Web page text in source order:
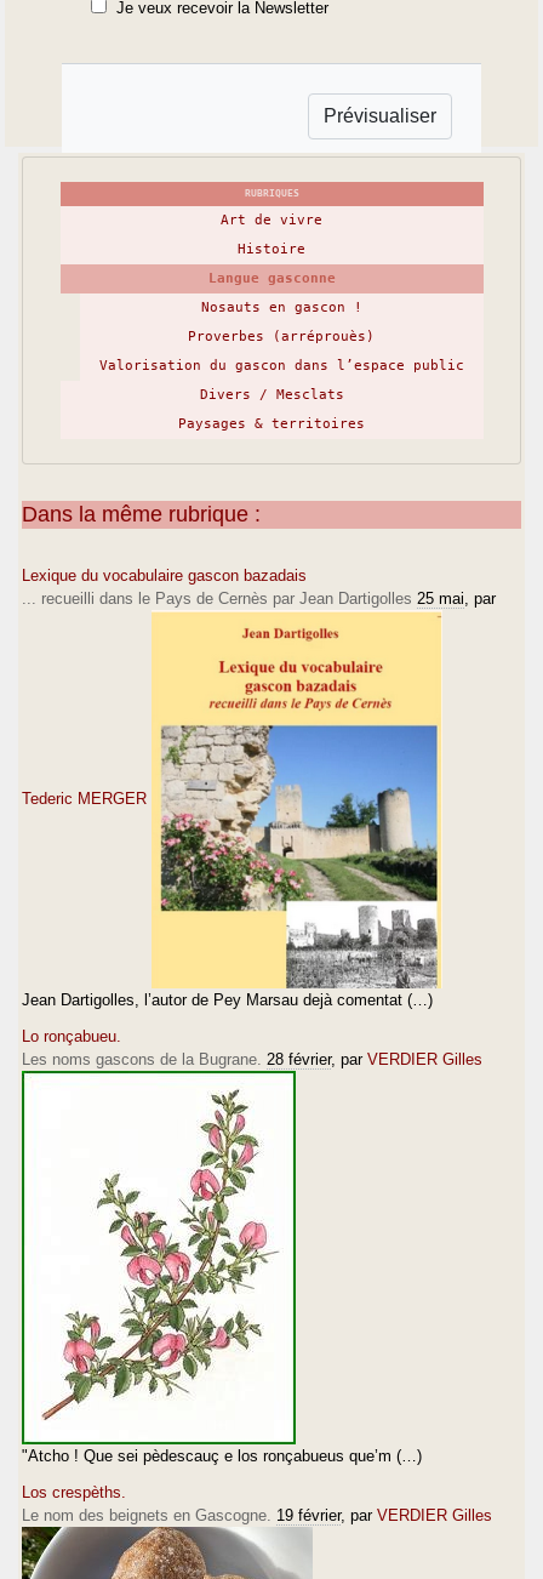
Je veux recevoir la Newsletter
RUBRIQUES
Art de vivre
Histoire
Langue gasconne
Nosauts en gascon !
Proverbes (arréprouès)
Valorisation du gascon dans l’espace public
Divers / Mesclats
Paysages & territoires
Dans la même rubrique :
Lexique du vocabulaire gascon bazadais
... recueilli dans le Pays de Cernès par Jean Dartigolles 25 mai , par
Tederic MERGER
Jean Dartigolles, l’autor de Pey Marsau dejà comentat (…)
Lo ronçabueu.
Les noms gascons de la Bugrane. 28 février, par VERDIER Gilles
"Atcho ! Que sei pèdescauç e los ronçabueus que’m (…)
Los crespèths.
Le nom des beignets en Gascogne. 19 février, par VERDIER Gilles